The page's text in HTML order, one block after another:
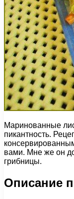
Маринованные
пикантность.
вами. Мне же он
грибницы.
Описание